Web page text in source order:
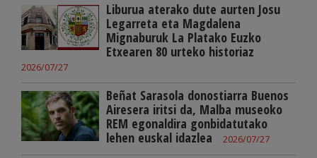
Liburua aterako dute aurten Josu
Legarreta eta Magdalena
Mignaburuk La Platako Euzko
Etxearen 80 urteko historiaz
2026/07/27
Beñat Sarasola donostiarra Buenos
Airesera iritsi da, Malba museoko
REM egonaldira gonbidatutako
lehen euskal idazlea
2026/07/27